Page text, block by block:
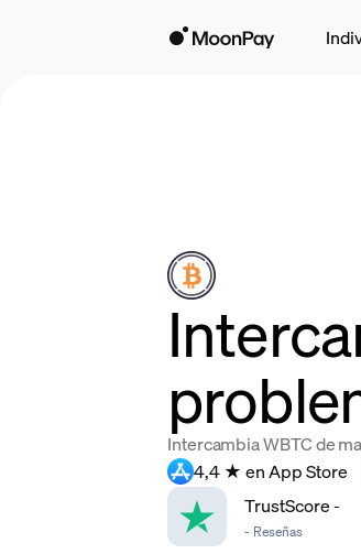
Intercambia WBTC de
4,4 ★ en App Store
TrustScore-
- Reseñas